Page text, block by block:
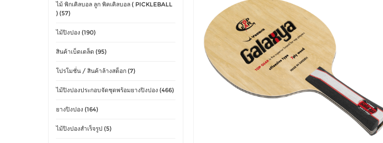
ไม้ พิกเคิลบอล ลูก พิคเคิลบอล ( PICKLEBALL
) (57)
ไม้ปิงปอง (190)
สินค้าเบ็ดเตล็ด (95)
โปรโมชั่น / สินค้าล้างสต็อก (7)
ไม้ปิงปองประกอบจัดชุดพร้อมยางปิงปอง (466)
ยางปิงปอง (164)
ไม้ปิงปองสำเร็จรูป (5)